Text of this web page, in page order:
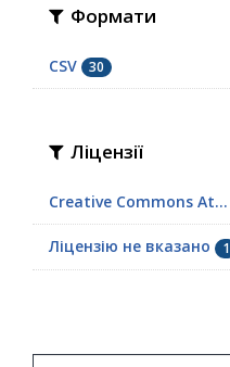
Формати
CSV 30
Ліцензії
Creative Commons At...
Ліцензію не вказано 1